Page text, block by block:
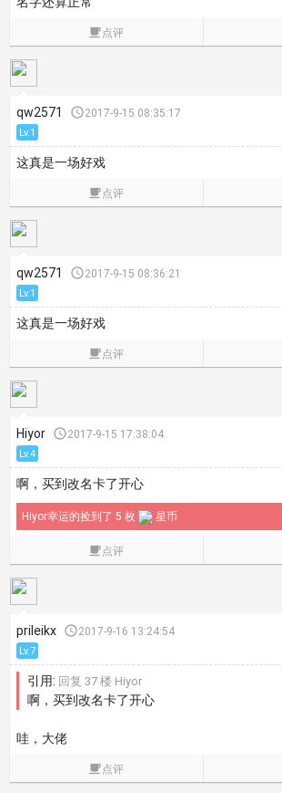
点评
qw2571 2017-9-15 08:35:17
Lv.1
这真是一场好戏
点评
qw2571 2017-9-15 08:36:21
Lv.1
这真是一场好戏
点评
Hiyor 2017-9-15 17:38:04
Lv.4
啊，买到改名卡了开心
Hiyor幸运的捡到了 5 枚 星币
点评
prileikx 2017-9-16 13:24:54
Lv.7
引用: 回复 37 楼 Hiyor
啊，买到改名卡了开心
哇，大佬
点评